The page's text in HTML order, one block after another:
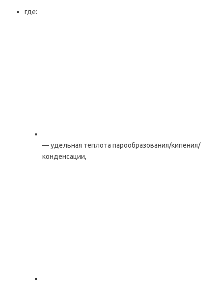
где:
— удельная теплота парообразования/кипения/
конденсации,